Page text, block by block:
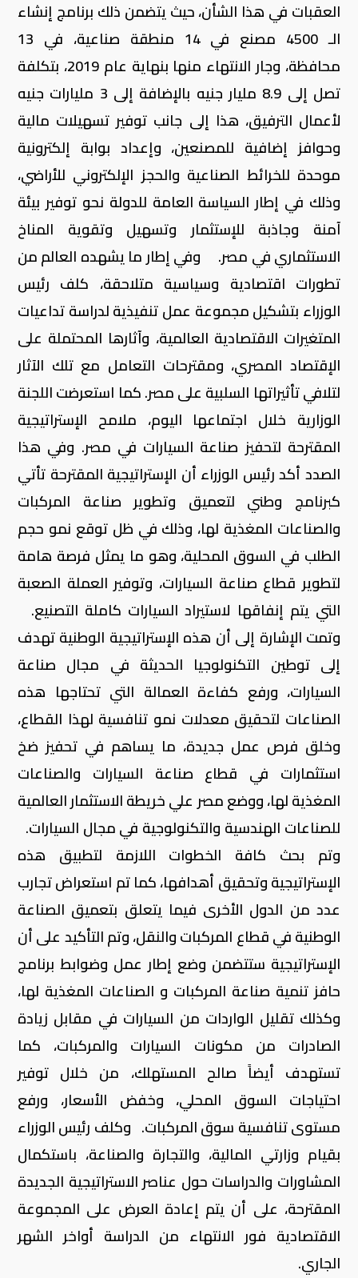
العقبات في هذا الشأن، حيث يتضمن ذلك برنامج إنشاء
الـ 4500 مصنع في 14 منطقة صناعية، في 13
محافظة، وجار الانتهاء منها بنهاية عام 2019، بتكلفة
تصل إلى 8.9 مليار جنيه بالإضافة إلى 3 مليارات جنيه
لأعمال الترفيق، هذا إلى جانب توفير تسهيلات مالية
وحوافز إضافية للمصنعين، وإعداد بوابة إلكترونية
موحدة للخرائط الصناعية والحجز الإلكتروني للأراضي،
وذلك في إطار السياسة العامة للدولة نحو توفير بيئة
آمنة وجاذبة للإستثمار وتسهيل وتقوية المناخ
الاستثماري في مصر. وفي إطار ما يشهده العالم من
تطورات اقتصادية وسياسية متلاحقة، كلف رئيس
الوزراء بتشكيل مجموعة عمل تنفيذية لدراسة تداعيات
المتغيرات الاقتصادية العالمية، وآثارها المحتملة على
الإقتصاد المصري، ومقترحات التعامل مع تلك الآثار
لتلافي تأثيراتها السلبية على مصر. كما استعرضت اللجنة
الوزارية خلال اجتماعها اليوم، ملامح الإستراتيجية
المقترحة لتحفيز صناعة السيارات في مصر. وفي هذا
الصدد أكد رئيس الوزراء أن الإستراتيجية المقترحة تأتي
كبرنامج وطني لتعميق وتطوير صناعة المركبات
والصناعات المغذية لها، وذلك في ظل توقع نمو حجم
الطلب في السوق المحلية، وهو ما يمثل فرصة هامة
لتطوير قطاع صناعة السيارات، وتوفير العملة الصعبة
التي يتم إنفاقها لاستيراد السيارات كاملة التصنيع.
وتمت الإشارة إلى أن هذه الإستراتيجية الوطنية تهدف
إلى توطين التكنولوجيا الحديثة في مجال صناعة
السيارات، ورفع كفاءة العمالة التي تحتاجها هذه
الصناعات لتحقيق معدلات نمو تنافسية لهذا القطاع،
وخلق فرص عمل جديدة، ما يساهم في تحفيز ضخ
استثمارات في قطاع صناعة السيارات والصناعات
المغذية لها، ووضع مصر علي خريطة الاستثمار العالمية
للصناعات الهندسية والتكنولوجية في مجال السيارات.
وتم بحث كافة الخطوات اللازمة لتطبيق هذه
الإستراتيجية وتحقيق أهدافها، كما تم استعراض تجارب
عدد من الدول الأخرى فيما يتعلق بتعميق الصناعة
الوطنية في قطاع المركبات والنقل، وتم التأكيد على أن
الإستراتيجية ستتضمن وضع إطار عمل وضوابط برنامج
حافز تنمية صناعة المركبات و الصناعات المغذية لها،
وكذلك تقليل الواردات من السيارات في مقابل زيادة
الصادرات من مكونات السيارات والمركبات، كما
تستهدف أيضاً صالح المستهلك، من خلال توفير
احتياجات السوق المحلي، وخفض الأسعار، ورفع
مستوى تنافسية سوق المركبات. وكلف رئيس الوزراء
بقيام وزارتي المالية، والتجارة والصناعة، باستكمال
المشاورات والدراسات حول عناصر الاستراتيجية الجديدة
المقترحة، على أن يتم إعادة العرض على المجموعة
الاقتصادية فور الانتهاء من الدراسة أواخر الشهر
الجاري.